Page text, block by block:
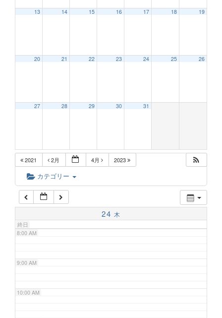
13 14 15 16 17 18 19
20 21 22 23 24 25 26
27 28 29 30 31
2021 2月 4月 2023
カテゴリー
24 木
終日
2:00 AM
6:00 AM
7:00 AM
8:00 AM
9:00 AM
10:00 AM